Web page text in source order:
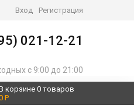
Вход Регистрация
021-12-21
с 9:00 до 21:00
корзине 0 товаров
Р